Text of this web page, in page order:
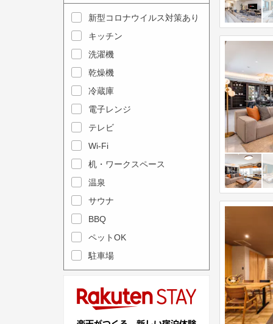
c
a
l
n
d
a
r
a
n
s
e
l
c
h
t
h
c
a
l
e
n
d
r
a
n
s
e
e
新型コロナウイルス対策あり
キッチン
洗濯機
乾燥機
冷蔵庫
電子レンジ
テレビ
Wi-Fi
机・ワークスペース
温泉
サウナ
BBQ
ペットOK
駐車場